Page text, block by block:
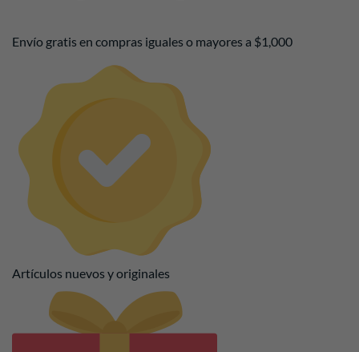
Envío gratis en compras iguales o mayores a $1,000
Artículos nuevos y originales